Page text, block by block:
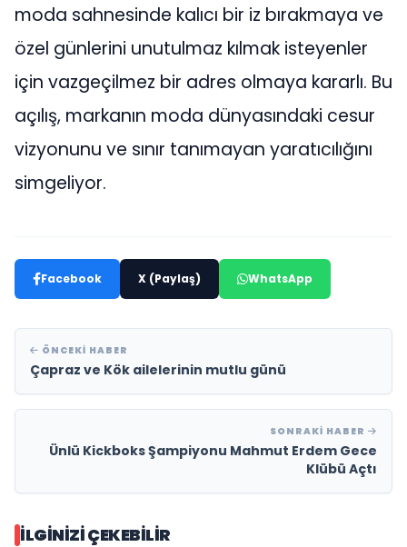
moda sahnesinde kalıcı bir iz bırakmaya ve
özel günlerini unutulmaz kılmak isteyenler
için vazgeçilmez bir adres olmaya kararlı. Bu
açılış, markanın moda dünyasındaki cesur
vizyonunu ve sınır tanımayan yaratıcılığını
simgeliyor.
Facebook X (Paylaş) WhatsApp
ÖNCEKI HABER
Çapraz ve Kök ailelerinin mutlu günü
SONRAKI HABER
Ünlü Kickboks Şampiyonu Mahmut Erdem Gece
Klübü Açtı
İLGINIZI ÇEKEBILIR